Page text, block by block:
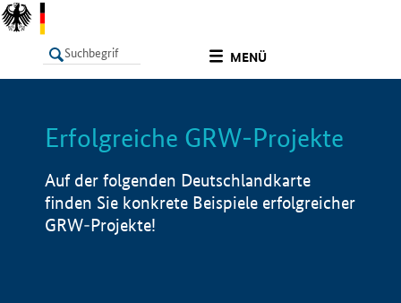
MENÜ
LISTE Info
Erfolgreiche GRW-Projekte
Auf der folgenden Deutschlandkarte
finden Sie konkrete Beispiele erfolgreicher
GRW-Projekte!